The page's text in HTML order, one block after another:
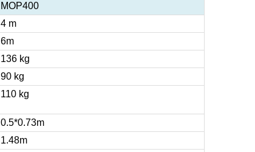
MOP400
4 m
6m
136 kg
90 kg
110 kg
0.5*0.73m
1.48m